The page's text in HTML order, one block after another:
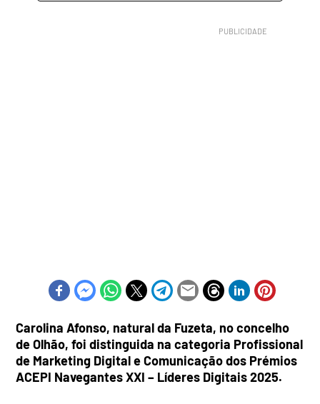
Carolina Afonso, natural da Fuzeta, no concelho
de Olhão, foi distinguida na categoria Profissional
de Marketing Digital e Comunicação dos Prémios
ACEPI Navegantes XXI – Líderes Digitais 2025.